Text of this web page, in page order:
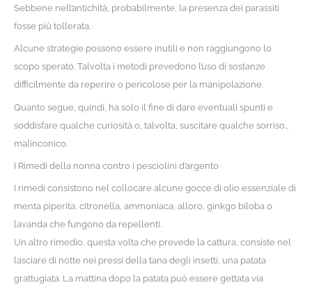
Sebbene nell’antichità, probabilmente, la presenza dei parassiti
fosse più tollerata.
Alcune strategie possono essere inutili e non raggiungono lo
scopo sperato. Talvolta i metodi prevedono l’uso di sostanze
difficilmente da reperire o pericolose per la manipolazione.
Quanto segue, quindi, ha solo il fine di dare eventuali spunti e
soddisfare qualche curiosità o, talvolta, suscitare qualche sorriso…
malinconico.
I Rimedi della nonna contro i pesciolini d’argento
I rimedi consistono nel collocare alcune gocce di olio essenziale di
menta piperita, citronella, ammoniaca, alloro, ginkgo biloba o
lavanda che fungono da repellenti.
Un altro rimedio, questa volta che prevede la cattura, consiste nel
lasciare di notte nei pressi della tana degli insetti, una patata
grattugiata. La mattina dopo la patata può essere gettata via